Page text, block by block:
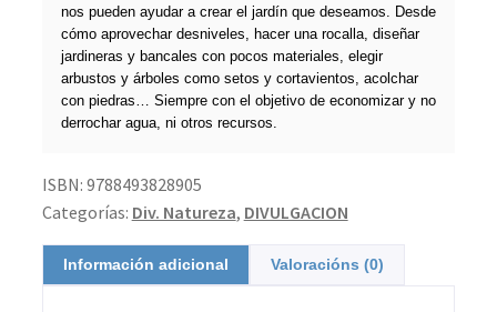
nos pueden ayudar a crear el jardín que deseamos. Desde
cómo aprovechar desniveles, hacer una rocalla, diseñar
jardineras y bancales con pocos materiales, elegir
arbustos y árboles como setos y cortavientos, acolchar
con piedras… Siempre con el objetivo de economizar y no
derrochar agua, ni otros recursos.
ISBN: 9788493828905
Categorías: Div. Natureza, DIVULGACION
Información adicional Valoracións (0)